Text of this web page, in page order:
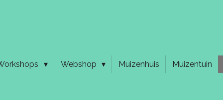
Webshop Muizenhuis Muizentuin